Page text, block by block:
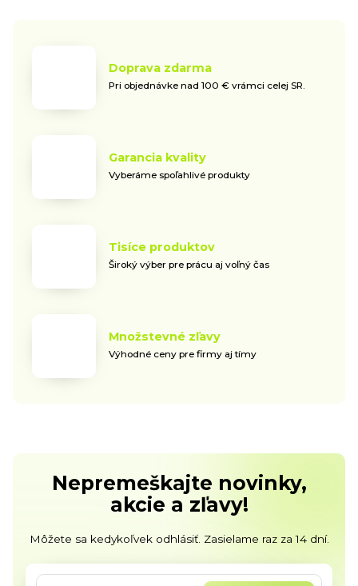
Doprava zdarma
Pri objednávke nad 100 € vrámci celej SR.
Garancia kvality
Vyberáme spoľahlivé produkty
Tisíce produktov
Široký výber pre prácu aj voľný čas
Množstevné zľavy
Výhodné ceny pre firmy aj tímy
Nepremeškajte novinky,
akcie a zľavy!
Môžete sa kedykoľvek odhlásiť. Zasielame raz za 14 dní.